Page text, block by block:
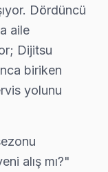
parça ile tek
ve tatil günlerinde
alternatif
için şimdi
–
Dördüncü
aile
Dijitsu
biriken
yolunu
alış mı?"